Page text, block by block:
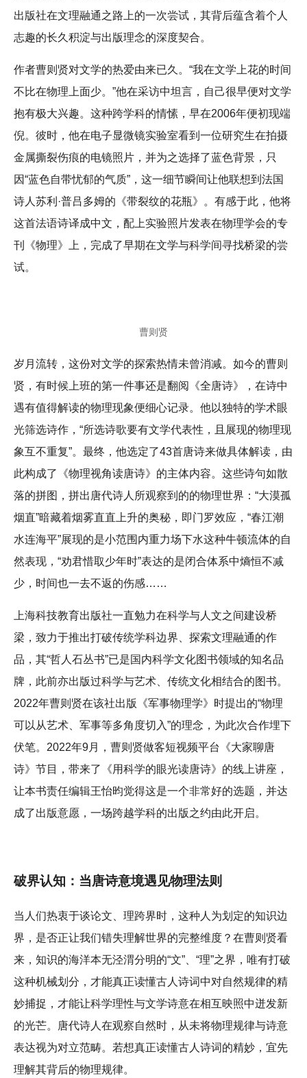
出版社在文理融通之路上的一次尝试，其背后蕴含着个人
志趣的长久积淀与出版理念的深度契合。
作者曹则贤对文学的热爱由来已久。“我在文学上花的时间
不比在物理上面少。”他在采访中坦言，自己很早便对文学
抱有极大兴趣。这种跨学科的情愫，早在2006年便初现端
倪。彼时，他在电子显微镜实验室看到一位研究生在拍摄
金属撕裂伤痕的电镜照片，并为之选择了蓝色背景，只
因“蓝色自带忧郁的气质”，这一细节瞬间让他联想到法国
诗人苏利·普吕多姆的《带裂纹的花瓶》。有感于此，他将
这首法语诗译成中文，配上实验照片发表在物理学会的专
刊《物理》上，完成了早期在文学与科学间寻找桥梁的尝
试。
曹则贤
岁月流转，这份对文学的探索热情未曾消减。如今的曹则
贤，有时候上班的第一件事还是翻阅《全唐诗》，在诗中
遇有值得解读的物理现象便细心记录。他以独特的学术眼
光筛选诗作，“所选诗歌要有文学代表性，且展现的物理现
象互不重复”。最终，他选定了43首唐诗来做具体解读，由
此构成了《物理视角读唐诗》的主体内容。这些诗句如散
落的拼图，拼出唐代诗人所观察到的的物理世界：“大漠孤
烟直”暗藏着烟雾直直上升的奥秘，即门罗效应，“春江潮
水连海平”展现的是小范围内重力场下水这种牛顿流体的自
然表现，“劝君惜取少年时”表达的是闭合体系中熵恒不减
少，时间也一去不返的伤感……
上海科技教育出版社一直勉力在科学与人文之间建设桥
梁，致力于推出打破传统学科边界、探索文理融通的作
品，其“哲人石丛书”已是国内科学文化图书领域的知名品
牌，此前亦出版过科学与艺术、传统文化相结合的图书。
2022年曹则贤在该社出版《军事物理学》时提出的“物理
可以从艺术、军事等多角度切入”的理念，为此次合作埋下
伏笔。2022年9月，曹则贤做客短视频平台《大家聊唐
诗》节目，带来了《用科学的眼光读唐诗》的线上讲座，
让本书责任编辑王怡昀觉得这是一个非常好的选题，并达
成了出版意愿，一场跨越学科的出版之约由此开启。
破界认知：当唐诗意境遇见物理法则
当人们热衷于谈论文、理跨界时，这种人为划定的知识边
界，是否正让我们错失理解世界的完整维度？在曹则贤看
来，知识的海洋本无泾渭分明的“文”、“理”之界，唯有打破
这种机械划分，才能真正读懂古人诗词中对自然规律的精
妙捕捉，才能让科学理性与文学诗意在相互映照中迸发新
的光芒。唐代诗人在观察自然时，从未将物理规律与诗意
表达视为对立范畴。若想真正读懂古人诗词的精妙，宜先
理解其背后的物理规律。